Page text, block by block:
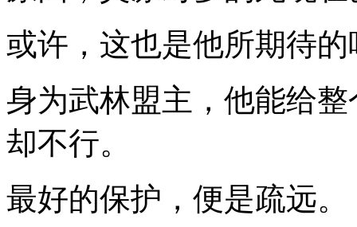
或许，这也是他所期待的
身为武林盟主，他能给
却不行。
最好的保护，便是疏远。